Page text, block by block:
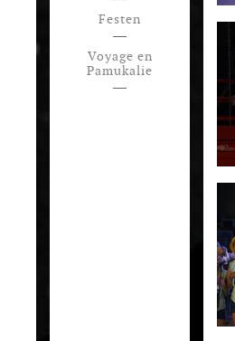
Festen
Voyage en
Pamukalie